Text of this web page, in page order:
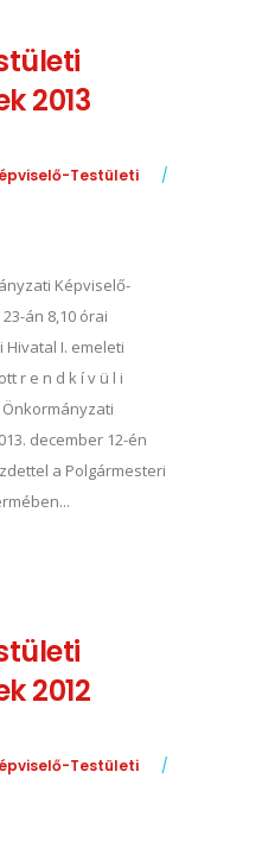
2013
Testületi
Képviselő-
án 8,10 órai
I. emeleti
r e n d k í v ü l i
december 12-én
a Polgármesteri
2012
Testületi